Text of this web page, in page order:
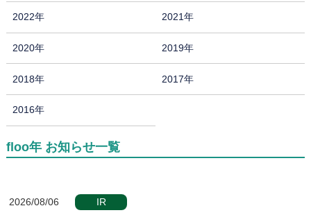
2022年 2021年
2020年 2019年
2018年 2017年
2016年
floo年 お知らせ一覧
2026/08/06
IR